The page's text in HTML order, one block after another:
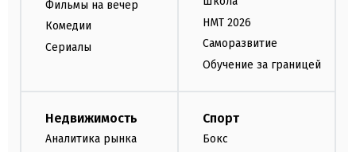
Фильмы на вечер
Комедии
Сериалы
НМТ 2026
Саморазвитие
Обучение за границей
Недвижимость
Аналитика рынка
Спорт
Бокс